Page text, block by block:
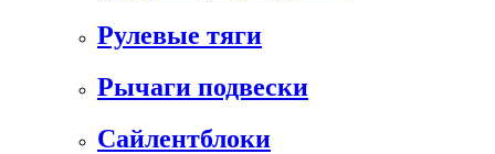
Рулевые тяги
Рычаги подвески
Сайлентблоки